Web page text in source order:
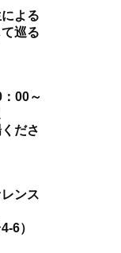
よる
巡る
00～
ださ
ンス
6）